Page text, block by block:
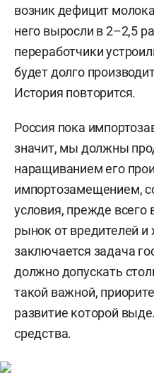
возник дефицит
него выросли в 2–2,5
переработчики
будет долго
История повторится.
Россия пока
значит, мы должны
наращиванием его
импортозамещением,
условия, прежде всего
рынок от вредителей
заключается задача
должно допускать
такой важной,
развитие которой
средства.